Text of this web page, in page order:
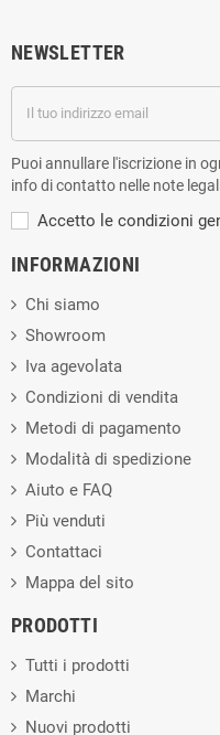
NEWSLETTER
Puoi annullare l'iscrizione in
info di contatto nelle note
Accetto le condizioni
INFORMAZIONI
Chi siamo
Showroom
Iva agevolata
Condizioni di vendita
Metodi di pagamento
Modalità di spedizione
Aiuto e FAQ
Più venduti
Contattaci
Mappa del sito
PRODOTTI
Tutti i prodotti
Marchi
Nuovi prodotti